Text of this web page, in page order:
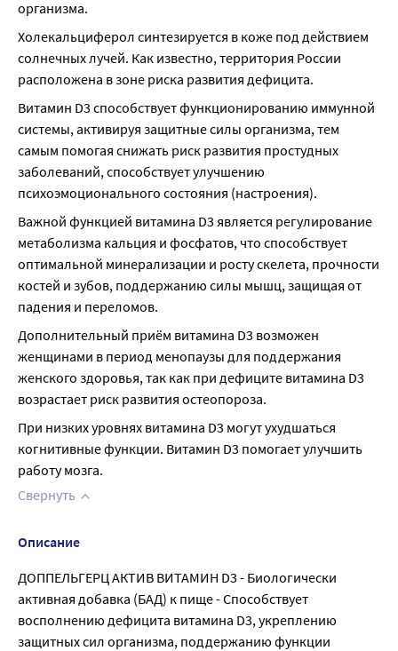
организма.
Холекальциферол синтезируется в коже под действием
солнечных лучей. Как известно, территория России
расположена в зоне риска развития дефицита.
Витамин D3 способствует функционированию иммунной
системы, активируя защитные силы организма, тем
самым помогая снижать риск развития простудных
заболеваний, способствует улучшению
психоэмоционального состояния (настроения).
Важной функцией витамина D3 является регулирование
метаболизма кальция и фосфатов, что способствует
оптимальной минерализации и росту скелета, прочности
костей и зубов, поддержанию силы мышц, защищая от
падения и переломов.
Дополнительный приём витамина D3 возможен
женщинами в период менопаузы для поддержания
женского здоровья, так как при дефиците витамина D3
возрастает риск развития остеопороза.
При низких уровнях витамина D3 могут ухудшаться
когнитивные функции. Витамин D3 помогает улучшить
работу мозга.
Свернуть
Описание
ДОППЕЛЬГЕРЦ АКТИВ ВИТАМИН D3 - Биологически
активная добавка (БАД) к пище - Способствует
восполнению дефицита витамина D3, укреплению
защитных сил организма, поддержанию функции